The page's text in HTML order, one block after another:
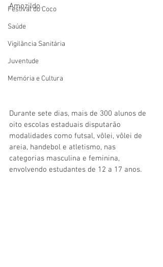
Festival do Coco
Saúde
Vigilãncia Sanitária
Juventude
Memória e Cultura
Amozildo.
Durante sete dias, mais de 300 alunos de
oito escolas estaduais disputarão
modalidades como futsal, vôlei, vôlei de
areia, handebol e atletismo, nas
categorias masculina e feminina,
envolvendo estudantes de 12 a 17 anos.